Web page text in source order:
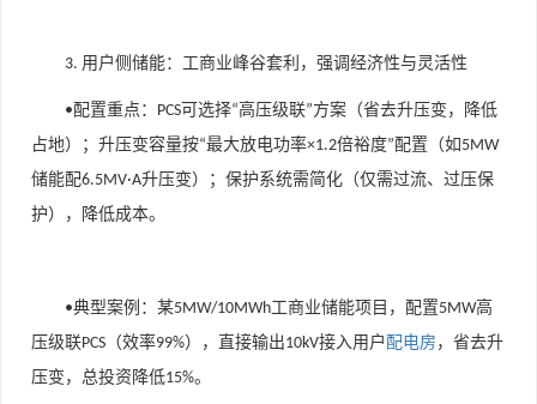
3. 用户侧储能：工商业峰谷套利，强调经济性与灵活性
•配置重点 ： PCS可选择“高压级联”方案（省去升压变，降低
占地）；升压变容量按“最大放电功率×1.2倍裕度”配置（如 5MW
储能配6.5MV·A升压变）；保护系统需简化（仅需过流、过压保
护），降低成本。
•典型案例 ：某5MW/10MWh工商业储能项目，配置5MW高
压级联PCS （效率99%），直接输出10kV接入用户 配电房 ，省去升
压变，总投资降低15%。